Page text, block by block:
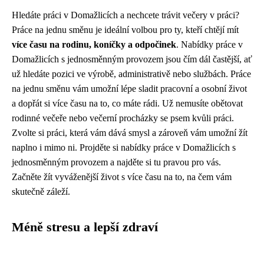
Hledáte práci v Domažlicích a nechcete trávit večery v práci?
Práce na jednu směnu je ideální volbou pro ty, kteří chtějí mít
více času na rodinu, koníčky a odpočinek. Nabídky práce v
Domažlicích s jednosměnným provozem jsou čím dál častější, ať
už hledáte pozici ve výrobě, administrativě nebo službách. Práce
na jednu směnu vám umožní lépe sladit pracovní a osobní život
a dopřát si více času na to, co máte rádi. Už nemusíte obětovat
rodinné večeře nebo večerní procházky se psem kvůli práci.
Zvolte si práci, která vám dává smysl a zároveň vám umožní žít
naplno i mimo ni. Projděte si nabídky práce v Domažlicích s
jednosměnným provozem a najděte si tu pravou pro vás.
Začněte žít vyváženější život s více času na to, na čem vám
skutečně záleží.
Méně stresu a lepší zdraví